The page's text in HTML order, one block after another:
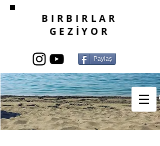
BIRBIRLAR
GEZİYOR
Paylaş